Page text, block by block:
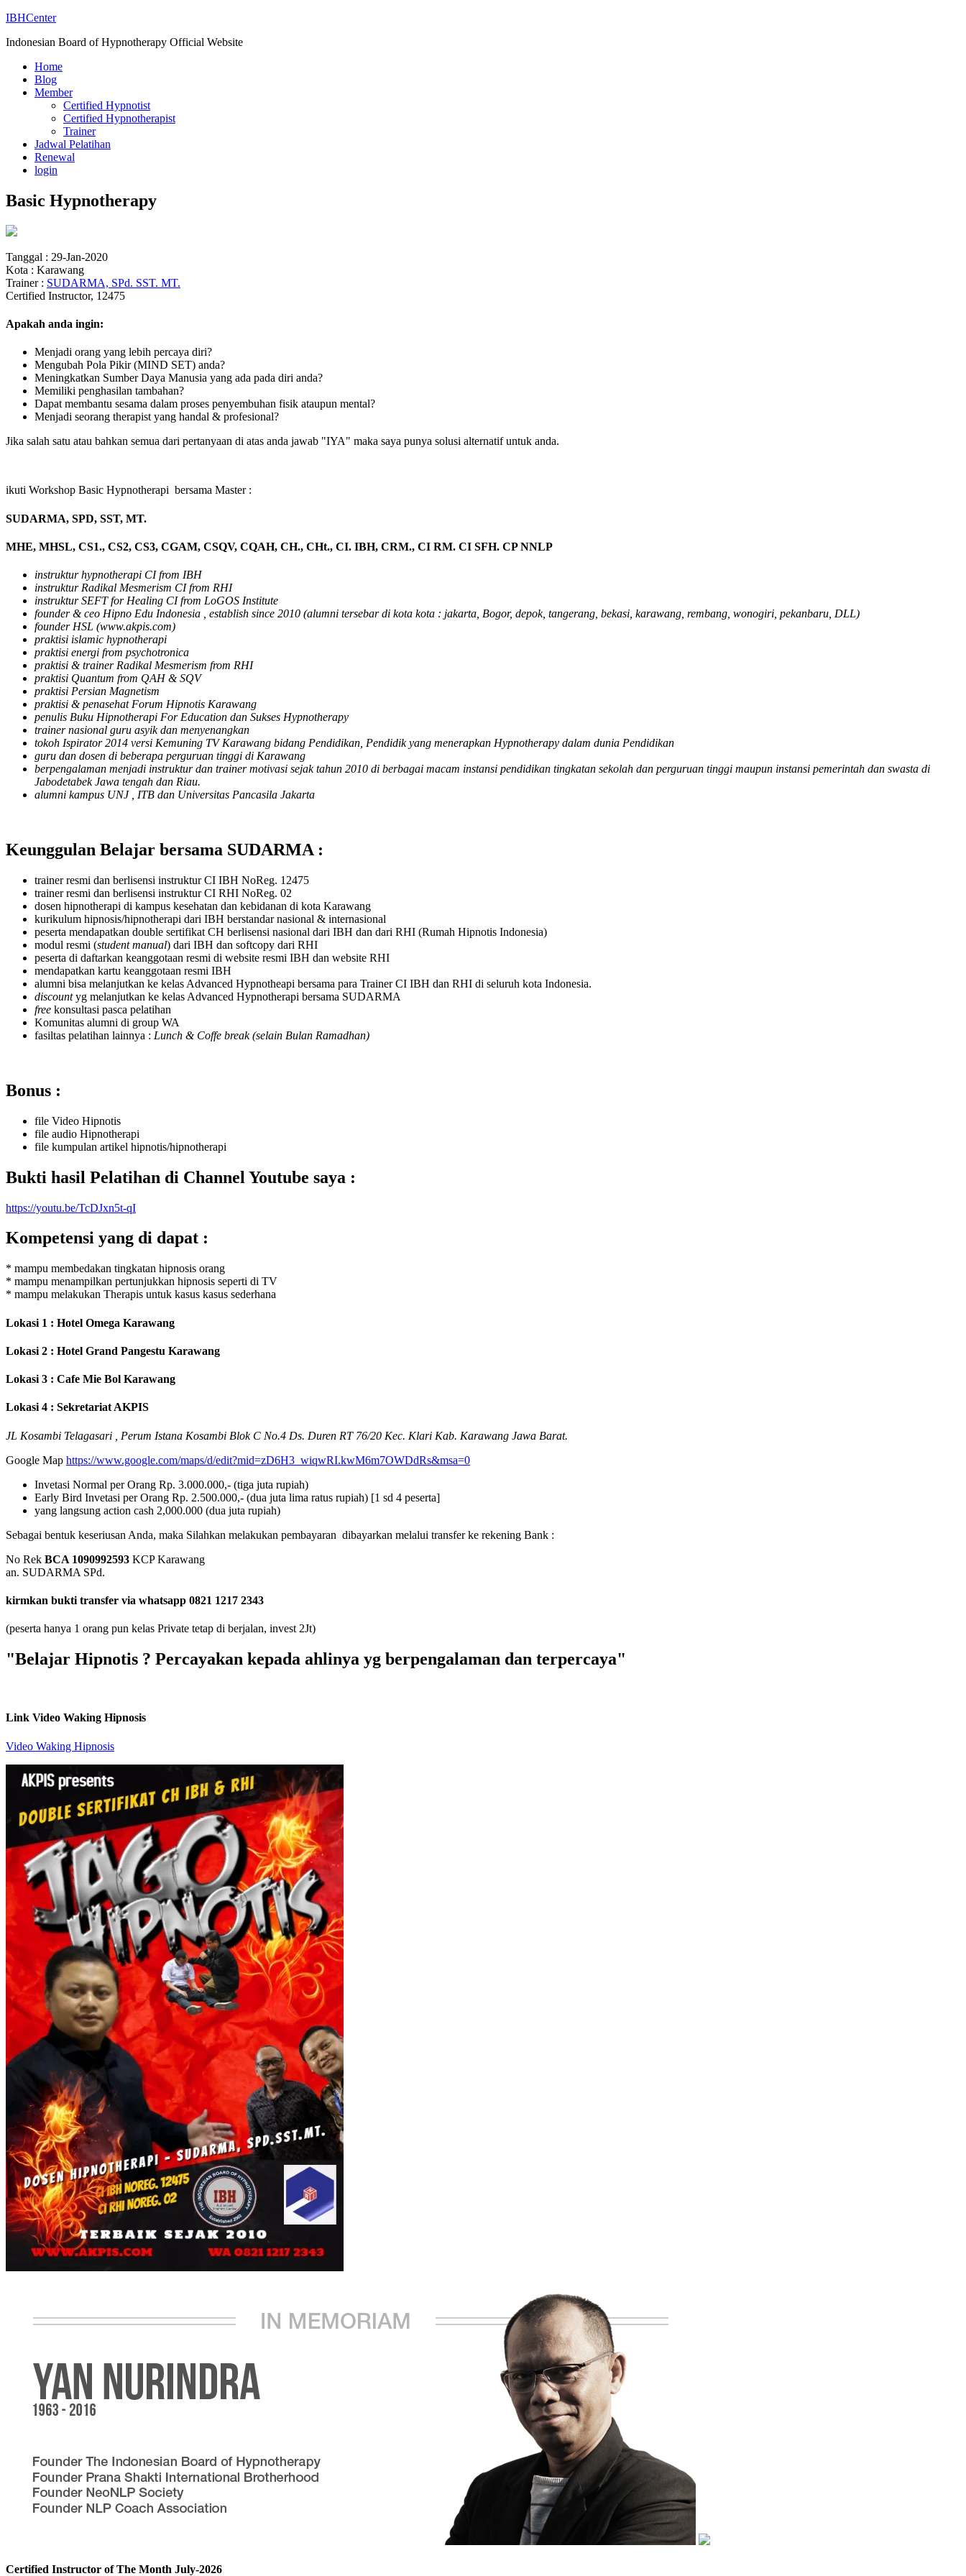
IBHCenter
Indonesian Board of Hypnotherapy Official Website
Home
Blog
Member
Certified Hypnotist
Certified Hypnotherapist
Trainer
Jadwal Pelatihan
Renewal
login
Basic Hypnotherapy
Tanggal : 29-Jan-2020
Kota : Karawang
Trainer : SUDARMA, SPd. SST. MT.
Certified Instructor, 12475
Apakah anda ingin:
Menjadi orang yang lebih percaya diri?
Mengubah Pola Pikir (MIND SET) anda?
Meningkatkan Sumber Daya Manusia yang ada pada diri anda?
Memiliki penghasilan tambahan?
Dapat membantu sesama dalam proses penyembuhan fisik ataupun mental?
Menjadi seorang therapist yang handal & profesional?
Jika salah satu atau bahkan semua dari pertanyaan di atas anda jawab "IYA" maka saya punya solusi alternatif untuk anda.
ikuti Workshop Basic Hypnotherapi bersama Master :
SUDARMA, SPD, SST, MT.
MHE, MHSL, CS1., CS2, CS3, CGAM, CSQV, CQAH, CH., CHt., CI. IBH, CRM., CI RM. CI SFH. CP NNLP
instruktur hypnotherapi CI from IBH
instruktur Radikal Mesmerism CI from RHI
instruktur SEFT for Healing CI from LoGOS Institute
founder & ceo Hipno Edu Indonesia , establish since 2010 (alumni tersebar di kota kota : jakarta, Bogor, depok, tangerang, bekasi, karawang, rembang, wonogiri, pekanbaru, DLL)
founder HSL (www.akpis.com)
praktisi islamic hypnotherapi
praktisi energi from psychotronica
praktisi & trainer Radikal Mesmerism from RHI
praktisi Quantum from QAH & SQV
praktisi Persian Magnetism
praktisi & penasehat Forum Hipnotis Karawang
penulis Buku Hipnotherapi For Education dan Sukses Hypnotherapy
trainer nasional guru asyik dan menyenangkan
tokoh Ispirator 2014 versi Kemuning TV Karawang bidang Pendidikan, Pendidik yang menerapkan Hypnotherapy dalam dunia Pendidikan
guru dan dosen di beberapa perguruan tinggi di Karawang
berpengalaman menjadi instruktur dan trainer motivasi sejak tahun 2010 di berbagai macam instansi pendidikan tingkatan sekolah dan perguruan tinggi maupun instansi pemerintah dan swasta di
Jabodetabek Jawa tengah dan Riau.
alumni kampus UNJ , ITB dan Universitas Pancasila Jakarta
Keunggulan Belajar bersama SUDARMA :
trainer resmi dan berlisensi instruktur CI IBH NoReg. 12475
trainer resmi dan berlisensi instruktur CI RHI NoReg. 02
dosen hipnotherapi di kampus kesehatan dan kebidanan di kota Karawang
kurikulum hipnosis/hipnotherapi dari IBH berstandar nasional & internasional
peserta mendapatkan double sertifikat CH berlisensi nasional dari IBH dan dari RHI (Rumah Hipnotis Indonesia)
modul resmi (student manual) dari IBH dan softcopy dari RHI
peserta di daftarkan keanggotaan resmi di website resmi IBH dan website RHI
mendapatkan kartu keanggotaan resmi IBH
alumni bisa melanjutkan ke kelas Advanced Hypnotheapi bersama para Trainer CI IBH dan RHI di seluruh kota Indonesia.
discountyg melanjutkan ke kelas Advanced Hypnotherapi bersama SUDARMA
free konsultasi pasca pelatihan
Komunitas alumni di group WA
fasiltas pelatihan lainnya : Lunch & Coffe break (selain Bulan Ramadhan)
Bonus :
file Video Hipnotis
file audio Hipnotherapi
file kumpulan artikel hipnotis/hipnotherapi
Bukti hasil Pelatihan di Channel Youtube saya :
https://youtu.be/TcDJxn5t-qI
Kompetensi yang di dapat :
* mampu membedakan tingkatan hipnosis orang
* mampu menampilkan pertunjukkan hipnosis seperti di TV
* mampu melakukan Therapis untuk kasus kasus sederhana
Lokasi 1 : Hotel Omega Karawang
Lokasi 2 : Hotel Grand Pangestu Karawang
Lokasi 3 : Cafe Mie Bol Karawang
Lokasi 4 : Sekretariat AKPIS
JL Kosambi Telagasari , Perum Istana Kosambi Blok C No.4 Ds. Duren RT 76/20 Kec. Klari Kab. Karawang Jawa Barat.
Google Map https://www.google.com/maps/d/edit?mid=zD6H3_wiqwRI.kwM6m7OWDdRs&msa=0
Invetasi Normal per Orang Rp. 3.000.000,- (tiga juta rupiah)
Early Bird Invetasi per Orang Rp. 2.500.000,- (dua juta lima ratus rupiah) [1 sd 4 peserta]
yang langsung action cash 2,000.000 (dua juta rupiah)
Sebagai bentuk keseriusan Anda, maka Silahkan melakukan pembayaran dibayarkan melalui transfer ke rekening Bank :
No Rek BCA 1090992593 KCP Karawang
an. SUDARMA SPd.
kirmkan bukti transfer via whatsapp 0821 1217 2343
(peserta hanya 1 orang pun kelas Private tetap di berjalan, invest 2Jt)
"Belajar Hipnotis ? Percayakan kepada ahlinya yg berpengalaman dan terpercaya"
Link Video Waking Hipnosis
Video Waking Hipnosis
Certified Instructor of The Month July-2026